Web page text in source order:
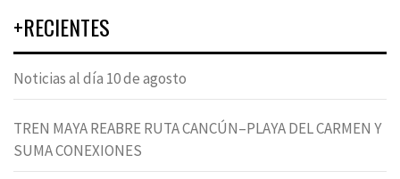
+RECIENTES
Noticias al día 10 de agosto
TREN MAYA REABRE RUTA CANCÚN–PLAYA DEL CARMEN Y
SUMA CONEXIONES